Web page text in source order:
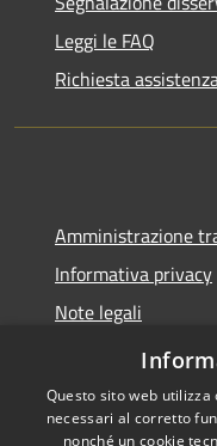
Leggi le FAQ
Richiesta
Amministrazione
Informativa privacy
Note legali
Dichiarazione di
Questo sito web
necessari al corretto
nonché un cookie